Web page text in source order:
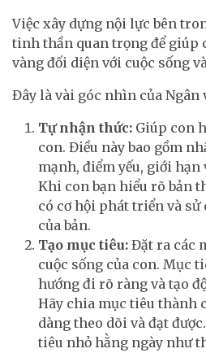
Việc xây dựng nội lực bên
tinh thần quan trọng để giúp
vàng đối diện với cuộc sống
Đây là vài góc nhìn của Ngân
Tự nhận thức: Giúp con
con. Điều này bao gồm
mạnh, điểm yếu, giới hạn
Khi con bạn hiểu rõ bản
có cơ hội phát triển và
của bản.
Tạo mục tiêu: Đặt ra các
cuộc sống của con. Mục
hướng đi rõ ràng và tạo
Hãy chia mục tiêu thành
dàng theo dõi và đạt
tiêu nhỏ hằng ngày như